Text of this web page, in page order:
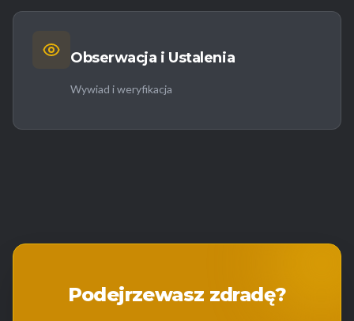
Obserwacja i Ustalenia
Wywiad i weryfikacja
Podejrzewasz zdradę?